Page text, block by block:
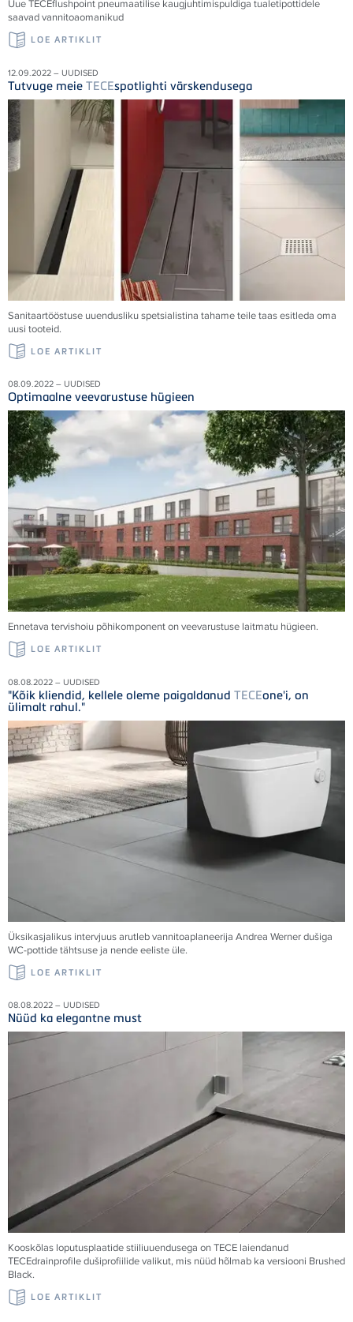
UueTECEflushpoint pneumaatilise kaugjuhtimispuldiga tualetipottidele
saavad vannitoaomanikud
LOE ARTIKLIT
12.09.2022 – UUDISED
Tutvuge meie TECEspotlighti värskendusega
Sanitaartööstuse uuendusliku spetsialistina tahame teile taas esitleda oma
uusi tooteid.
LOE ARTIKLIT
08.09.2022 – UUDISED
Optimaalne veevarustuse hügieen
Ennetava tervishoiu põhikomponent on veevarustuse laitmatu hügieen.
LOE ARTIKLIT
08.08.2022 – UUDISED
"Kõik kliendid, kellele oleme paigaldanud TECEone'i, on
ülimalt rahul."
Üksikasjalikus intervjuus arutleb vannitoaplaneerija Andrea Werner dušiga
WC-pottide tähtsuse ja nende eeliste üle.
LOE ARTIKLIT
08.08.2022 – UUDISED
Nüüd ka elegantne must
Kooskõlas loputusplaatide stiiliuuendusega onTECE laiendanud
TECEdrainprofile dušiprofiilide valikut, mis nüüd hõlmab ka versiooni Brushed
Black.
LOE ARTIKLIT